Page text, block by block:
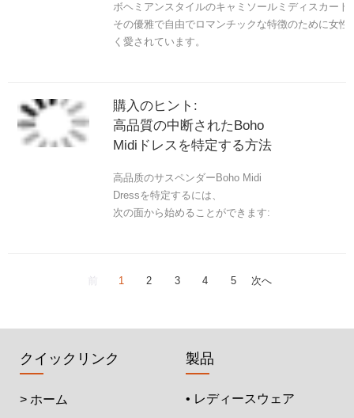
ボヘミアンスタイルのキャミソールミディスカート
その優雅で自由でロマンチックな特徴のために女性
く愛されています。
購入のヒント:
高品質の中断されたBoho
Midiドレスを特定する方法
高品质のサスペンダーBoho Midi
Dressを特定するには、
次の面から始めることができます:
前 1 2 3 4 5 次へ
クイックリンク
> ホーム
製品
• レディースウェア